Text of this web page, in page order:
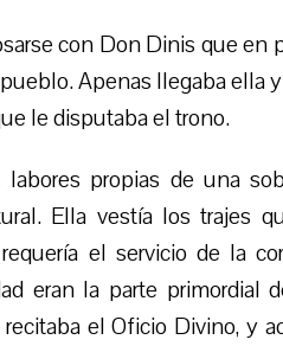
con Don Dinis que en
Apenas llegaba ella
le disputaba el trono.
propias de una
Ella vestía los trajes
el servicio de la
eran la parte primordial
el Oficio Divino, y